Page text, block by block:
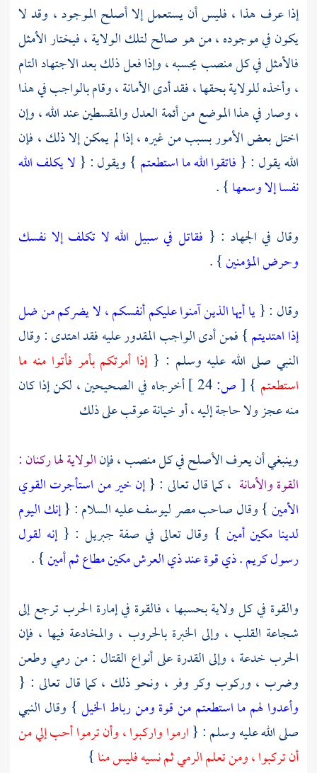
إذا عرف هذا ، فليس أن يستعمل إلا أصلح الموجود ، وقد لا
يكون في موجوده ، من هو صالح لتلك الولاية ، فيختار الأمثل
فالأمثل في كل منصب يحسبه ، وإذا فعل ذلك بعد الاجتهاد التام
، وأخذه للولاية بحقها ، فقد أدى الأمانة ، وقام بالواجب في هذا
، وصار في هذا الموضع من أئمة العدل والمقسطين عند الله ، وإن
اختل بعض الأمور بسبب من غيره ، إذا لم يمكن إلا ذلك ، فإن
الله يقول : { فاتقوا الله ما استطعتم } ويقول : { لا يكلف الله
نفسا إلا وسعها} .
وقال في الجهاد : { فقاتل في سبيل الله لا تكلف إلا نفسك
وحرض المؤمنين} .
وقال : {يا أيها الذين آمنوا عليكم أنفسكم ، لا يضركم من ضل
إذا اهتديتم} فمن أدى الواجب المقدور عليه فقد اهتدى : وقال
النبي صلى الله عليه وسلم : {إذا أمرتكم بأمر فأتوا منه ما
استطعتم }
[ص:
أخرجاه في الصحيحين ، لكن إذا كان
منه عجز ولا حاجة إليه ، أو خيانة عوقب على ذلك
وينبغي أن يعرف الأصلح في كل منصب ، فإنالولاية لها ركنان :
القوة والأمانة ، كما قال تعالى : {إن خير من استأجرت القوي
الأمين} وقال صاحبمصرليوسفعليه السلام : {إنك اليوم
لدينا مكين أمين } وقال تعالى في صفة جبريل : {إنه لقول
رسول كريم . ذي قوة عند ذي العرش مكين مطاع ثم أمين} .
والقوة في كل ولاية بحسبها ، فالقوة في إمارة الحرب ترجع إلى
شجاعة القلب ، وإلى الخبرة بالحروب ، والمخادعة فيها ، فإن
الحرب خدعة ، وإلى القدرة على أنواع القتال : من رمي وطعن
وضرب ، وركوب وكر وفر ، ونحو ذلك ، كما قال تعالى : {
وأعدوا لهم ما استطعتم من قوة ومن رباط الخيل} وقال النبي
صلى الله عليه وسلم : {ارموا واركبوا ، وأن ترموا أحب إلي من
أن تركبوا ، ومن تعلم الرمي ثم نسيه فليس منا}